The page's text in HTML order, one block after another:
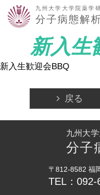
九州大学大学院薬学
分子病態解
新入生
新入生歓迎会BBQ
戻る
九州大
分子
〒812-8582 福
TEL：092-